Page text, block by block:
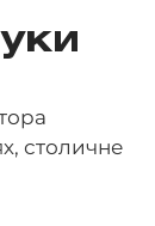
столичне